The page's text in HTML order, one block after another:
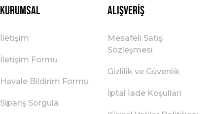
Kurumsal
İletişim
İletişim Formu
Havale Bildirim Formu
Sipariş Sorgula
Alışveriş
Mesafeli Satış
Sözleşmesi
Gizlilik ve Güvenlik
İptal İade Koşullari